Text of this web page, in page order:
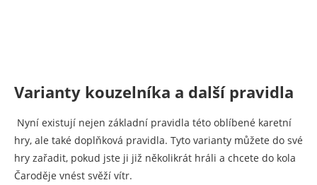
Varianty kouzelníka a další pravidla
Nyní existují nejen základní pravidla této oblíbené karetní
hry, ale také doplňková pravidla. Tyto varianty můžete do své
hry zařadit, pokud jste ji již několikrát hráli a chcete do kola
Čaroděje vnést svěží vítr.